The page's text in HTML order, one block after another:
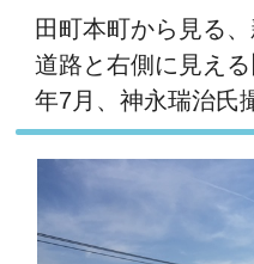
田町本町から見る
道路と右側に見え
年7月、神永瑞治氏